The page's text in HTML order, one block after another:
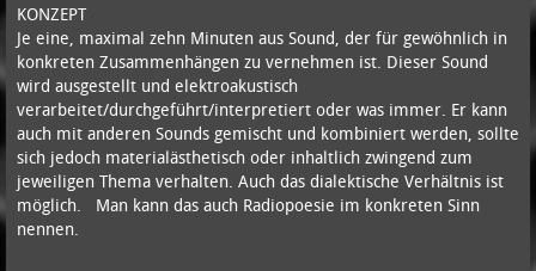
KONZEPT
Je eine, maximal zehn Minuten aus Sound, der für gewöhnlich in
konkreten Zusammenhängen zu vernehmen ist. Dieser Sound
wird ausgestellt und elektroakustisch
verarbeitet/durchgeführt/interpretiert oder was immer. Er kann
auch mit anderen Sounds gemischt und kombiniert werden, sollte
sich jedoch materialästhetisch oder inhaltlich zwingend zum
jeweiligen Thema verhalten. Auch das dialektische Verhältnis ist
möglich. Man kann das auch Radiopoesie im konkreten Sinn
nennen.